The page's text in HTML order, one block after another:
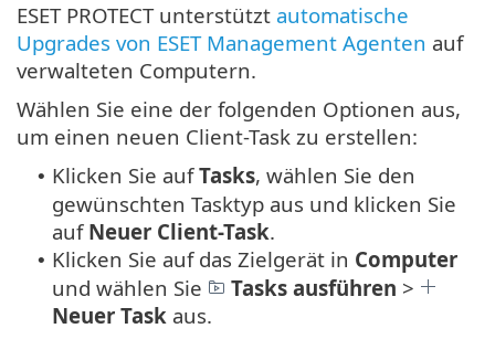
ESET PROTECT unterstützt automatische
Upgrades von ESET Management Agenten auf
verwalteten Computern.
Wählen Sie eine der folgenden Optionen aus,
um einen neuen Client-Task zu erstellen:
• Klicken Sie aufTasks, wählen Sie den
gewünschten Tasktyp aus und klicken Sie
auf Neuer Client-Task.
• Klicken Sie auf das Zielgerät in Computer
und wählen Sie
Tasks ausführen >
Neuer Task aus.